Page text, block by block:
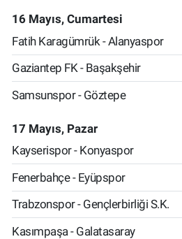
16 Mayıs, Cumartesi
Fatih Karagümrük - Alanyaspor
Gaziantep FK - Başakşehir
Samsunspor - Göztepe
17 Mayıs, Pazar
Kayserispor - Konyaspor
Fenerbahçe - Eyüpspor
Trabzonspor - Gençlerbirliği S.K.
Kasımpaşa - Galatasaray